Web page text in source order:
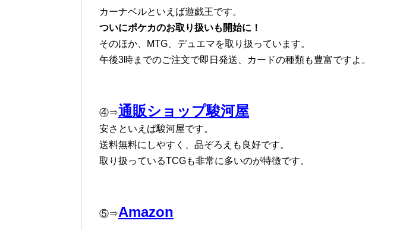
カーナベルといえば遊戯王です。
ついにポケカのお取り扱いも開始に！
そのほか、MTG、デュエマを取り扱っています。
午後3時までのご注文で即日発送、カードの種類も豊富ですよ。
④⇒通販ショップ駿河屋
安さといえば駿河屋です。
送料無料にしやすく、品ぞろえも良好です。
取り扱っているTCGも非常に多いのが特徴です。
⑤⇒Amazon